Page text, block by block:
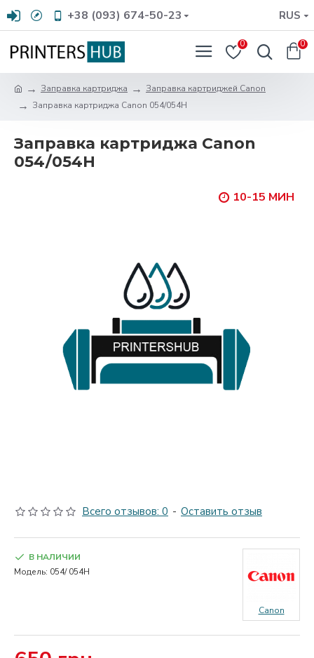
+38 (093) 674-50-23 RUS
0 0
Заправка картриджа
Заправка картриджей Canon
Заправка картриджа Canon 054/054H
Заправка картриджа Canon
054/054H
10-15 МИН
Всего отзывов: 0 - Оставить отзыв
В НАЛИЧИИ
Модель: 054/ 054H
Canon